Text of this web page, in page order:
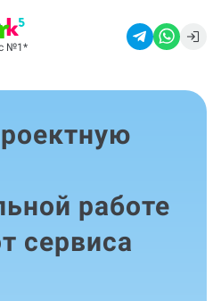
№1 *
работе
сервиса